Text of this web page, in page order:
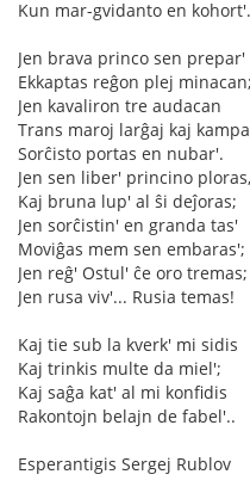
Kun mar-gvidanto en kohort'.
Jen brava princo sen prepar'
Ekkaptas reĝon plej minacan;
Jen kavaliron tre audacan
Trans maroj larĝaj kaj
Sorĉisto portas en nubar'.
Jen sen liber' princino ploras,
Kaj bruna lup' al ŝi deĵoras;
Jen sorĉistin' en granda tas'
Moviĝas mem sen embaras';
Jen reĝ' Ostul' ĉe oro tremas;
Jen rusa viv'... Rusia temas!
Kaj tie sub la kverk' mi sidis
Kaj trinkis multe da miel';
Kaj saĝa kat' al mi konfidis
Rakontojn belajn de fabel'..
Esperantigis Sergej Rublov